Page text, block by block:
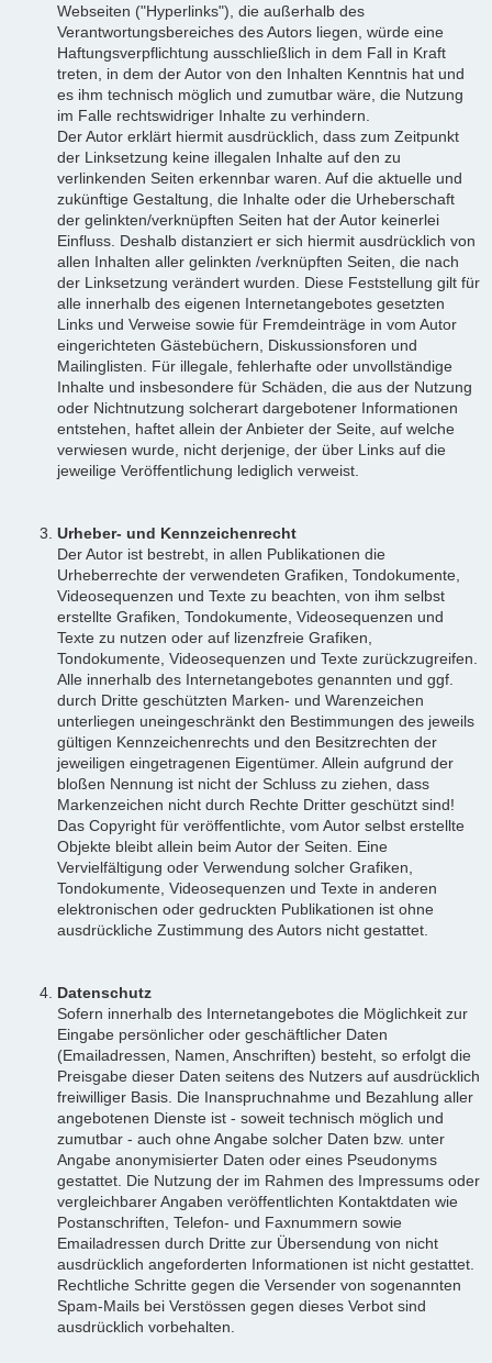
Webseiten ("Hyperlinks"), die außerhalb des
Verantwortungsbereiches des Autors liegen, würde eine
Haftungsverpflichtung ausschließlich in dem Fall in Kraft
treten, in dem der Autor von den Inhalten Kenntnis hat und
es ihm technisch möglich und zumutbar wäre, die Nutzung
im Falle rechtswidriger Inhalte zu verhindern.
Der Autor erklärt hiermit ausdrücklich, dass zum Zeitpunkt
der Linksetzung keine illegalen Inhalte auf den zu
verlinkenden Seiten erkennbar waren. Auf die aktuelle und
zukünftige Gestaltung, die Inhalte oder die Urheberschaft
der gelinkten/verknüpften Seiten hat der Autor keinerlei
Einfluss. Deshalb distanziert er sich hiermit ausdrücklich von
allen Inhalten aller gelinkten /verknüpften Seiten, die nach
der Linksetzung verändert wurden. Diese Feststellung gilt für
alle innerhalb des eigenen Internetangebotes gesetzten
Links und Verweise sowie für Fremdeinträge in vom Autor
eingerichteten Gästebüchern, Diskussionsforen und
Mailinglisten. Für illegale, fehlerhafte oder unvollständige
Inhalte und insbesondere für Schäden, die aus der Nutzung
oder Nichtnutzung solcherart dargebotener Informationen
entstehen, haftet allein der Anbieter der Seite, auf welche
verwiesen wurde, nicht derjenige, der über Links auf die
jeweilige Veröffentlichung lediglich verweist.
Urheber- und Kennzeichenrecht
Der Autor ist bestrebt, in allen Publikationen die
Urheberrechte der verwendeten Grafiken, Tondokumente,
Videosequenzen und Texte zu beachten, von ihm selbst
erstellte Grafiken, Tondokumente, Videosequenzen und
Texte zu nutzen oder auf lizenzfreie Grafiken,
Tondokumente, Videosequenzen und Texte zurückzugreifen.
Alle innerhalb des Internetangebotes genannten und ggf.
durch Dritte geschützten Marken- und Warenzeichen
unterliegen uneingeschränkt den Bestimmungen des jeweils
gültigen Kennzeichenrechts und den Besitzrechten der
jeweiligen eingetragenen Eigentümer. Allein aufgrund der
bloßen Nennung ist nicht der Schluss zu ziehen, dass
Markenzeichen nicht durch Rechte Dritter geschützt sind!
Das Copyright für veröffentlichte, vom Autor selbst erstellte
Objekte bleibt allein beim Autor der Seiten. Eine
Vervielfältigung oder Verwendung solcher Grafiken,
Tondokumente, Videosequenzen und Texte in anderen
elektronischen oder gedruckten Publikationen ist ohne
ausdrückliche Zustimmung des Autors nicht gestattet.
Datenschutz
Sofern innerhalb des Internetangebotes die Möglichkeit zur
Eingabe persönlicher oder geschäftlicher Daten
(Emailadressen, Namen, Anschriften) besteht, so erfolgt die
Preisgabe dieser Daten seitens des Nutzers auf ausdrücklich
freiwilliger Basis. Die Inanspruchnahme und Bezahlung aller
angebotenen Dienste ist - soweit technisch möglich und
zumutbar - auch ohne Angabe solcher Daten bzw. unter
Angabe anonymisierter Daten oder eines Pseudonyms
gestattet. Die Nutzung der im Rahmen des Impressums oder
vergleichbarer Angaben veröffentlichten Kontaktdaten wie
Postanschriften, Telefon- und Faxnummern sowie
Emailadressen durch Dritte zur Übersendung von nicht
ausdrücklich angeforderten Informationen ist nicht gestattet.
Rechtliche Schritte gegen die Versender von sogenannten
Spam-Mails bei Verstössen gegen dieses Verbot sind
ausdrücklich vorbehalten.